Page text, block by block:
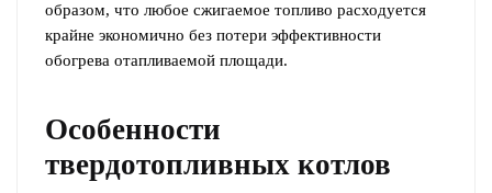
образом, что любое сжигаемое топливо расходуется
крайне экономично без потери эффективности
обогрева отапливаемой площади.
Особенности
твердотопливных котлов